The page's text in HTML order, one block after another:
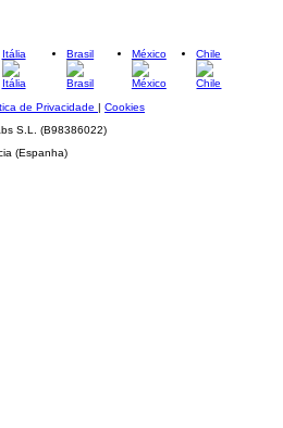
Itália Brasil México Chile
de Privacidade | Cookies
S.L. (B98386022)
(Espanha)